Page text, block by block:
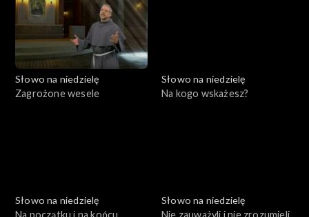
Słowo na niedzielę
Zagrożone wesele
Słowo na niedzielę
Na kogo wskażesz?
Słowo na niedzielę
Słowo na niedzielę